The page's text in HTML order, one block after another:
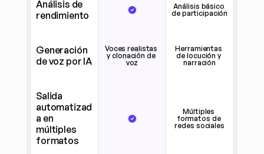
Análisis de
rendimiento
Análisis básico
de participación
Generación
de voz por IA
Voces realistas
y clonación de
voz
Herramientas
de locución y
narración
Salida
automatizad
a en
múltiples
formatos
Múltiples
formatos de
redes sociales